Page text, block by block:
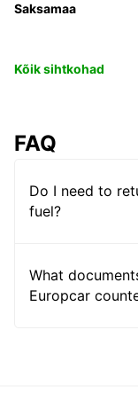
Saksamaa
Kõik sihtkohad
FAQ
Do I need to
fuel?
What
Europcar